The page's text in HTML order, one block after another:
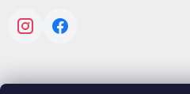
InstagramFacebook